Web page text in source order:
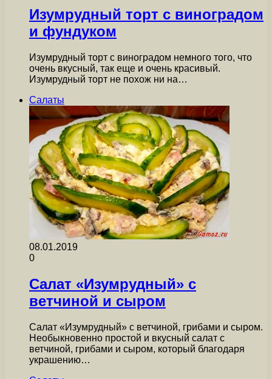
Изумрудный торт с виноградом
и фундуком
Изумрудный торт с виноградом немного того, что
очень вкусный, так еще и очень красивый.
Изумрудный торт не похож ни на…
Салаты
08.01.2019
0
Салат «Изумрудный» с
ветчиной и сыром
Салат «Изумрудный» с ветчиной, грибами и сыром.
Необыкновенно простой и вкусный салат с
ветчиной, грибами и сыром, который благодаря
украшению…